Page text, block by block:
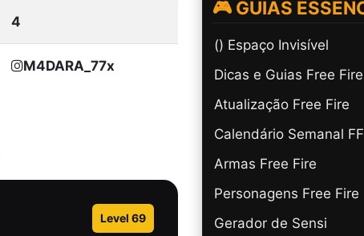
4
M4DARA_77x
Level 69
🎮 GUIAS
(ㅤ) Espaço Invisível
Dicas e Guias Free Fire
Atualização Free Fire
Calendário Semanal FF
Armas Free Fire
Personagens Free Fire
Gerador de Sensi